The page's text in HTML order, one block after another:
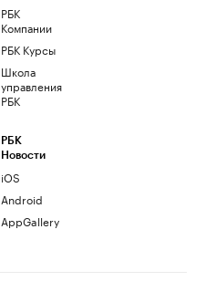
РБК
Компании
РБК Курсы
Школа
управления
РБК
РБК
Новости
iOS
Android
AppGallery